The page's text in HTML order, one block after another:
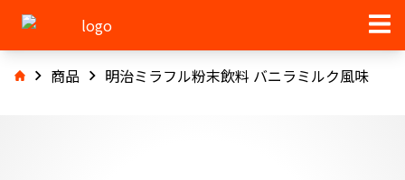
商品 明治ミラフル粉末飲料 バニラミルク風味